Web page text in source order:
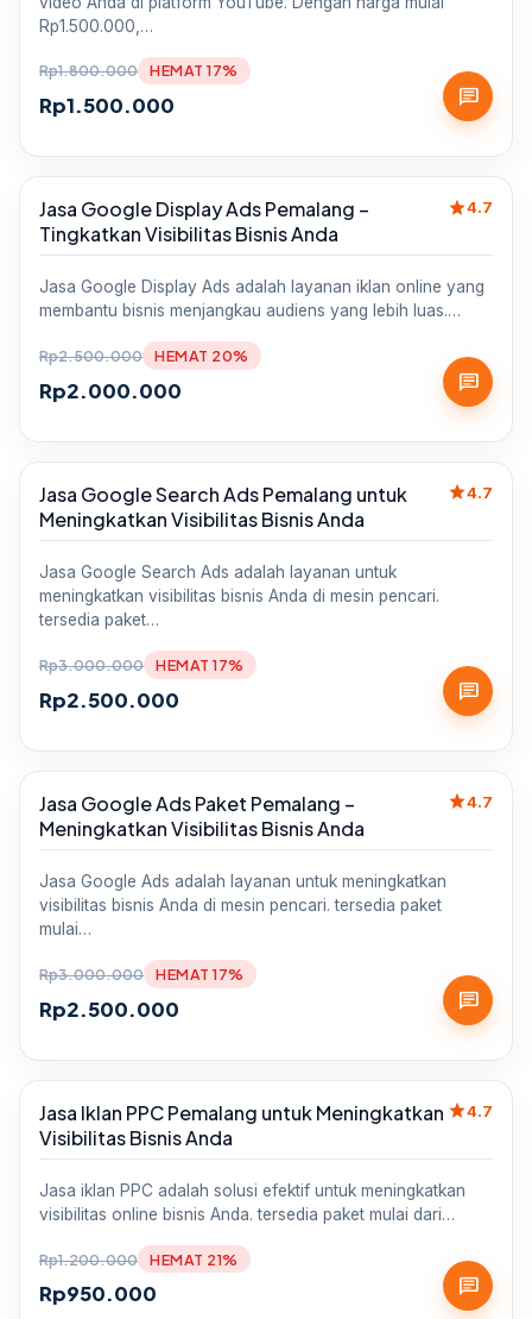
Rp1.500.000,…
Rp1.800.000
Rp1.500.000
HEMAT 17%
chat
Sale
Jasa Google Display Ads Pemalang –
Tingkatkan Visibilitas Bisnis Anda
star4.7
Jasa Google Display Ads adalah layanan iklan online yang
membantu bisnis menjangkau audiens yang lebih luas.…
Rp2.500.000
Rp2.000.000
HEMAT 20%
chat
Sale
Jasa Google Search Ads Pemalang untuk
Meningkatkan Visibilitas Bisnis Anda
star4.7
Jasa Google Search Ads adalah layanan untuk
meningkatkan visibilitas bisnis Anda di mesin pencari.
tersedia paket…
Rp3.000.000
Rp2.500.000
HEMAT 17%
chat
Sale
Jasa Google Ads Paket Pemalang –
Meningkatkan Visibilitas Bisnis Anda
star4.7
Jasa Google Ads adalah layanan untuk meningkatkan
visibilitas bisnis Anda di mesin pencari. tersedia paket
mulai…
Rp3.000.000
Rp2.500.000
HEMAT 17%
chat
Sale
Jasa Iklan PPC Pemalang untuk Meningkatkan
Visibilitas Bisnis Anda
star4.7
Jasa iklan PPC adalah solusi efektif untuk meningkatkan
visibilitas online bisnis Anda. tersedia paket mulai dari…
Rp1.200.000
Rp950.000
HEMAT 21%
chat